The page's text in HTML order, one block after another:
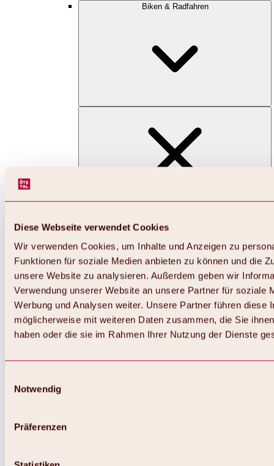
Diese Webseite verwendet Cookies
Wir verwenden Cookies, um Inhalte und Anzeigen zu
Funktionen für soziale Medien anbieten zu können und die
unsere Website zu analysieren. Außerdem geben wir
Verwendung unserer Website an unsere Partner für soziale
Werbung und Analysen weiter. Unsere Partner führen diese
möglicherweise mit weiteren Daten zusammen, die Sie
haben oder die sie im Rahmen Ihrer Nutzung der Dienste
Notwendig
Präferenzen
Biken & Radfahren